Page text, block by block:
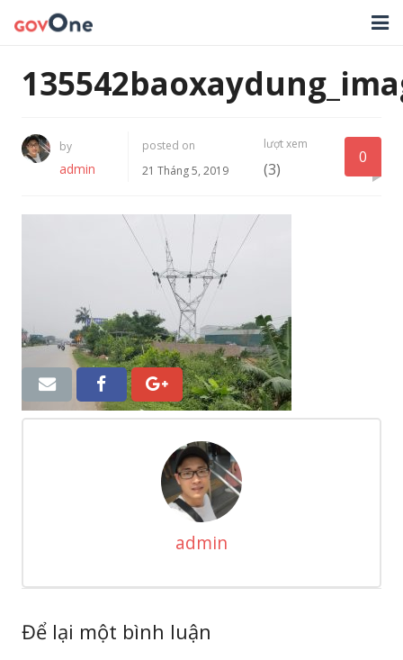
TIN TỨC
NHẬT KÝ CẬP NHẬT PHẦN MỀM
by
admin
posted on
21 Tháng 5, 2019
lượt xem
(3)
0
admin
Để lại một bình luận